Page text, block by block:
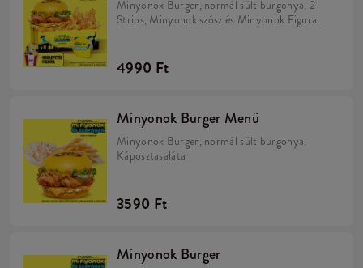
Minyonok Burger, normál sült burgonya, 2
Strips, Minyonok szósz és Minyonok Figura.
4990 Ft
Minyonok Burger Menü
Minyonok Burger, normál sült burgonya,
Káposztasaláta
3590 Ft
Minyonok Burger